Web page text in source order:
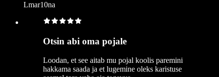
Lmar10na
Otsin abi oma pojale
Loodan, et see aitab mu pojal koolis paremini
hakkama saada ja et lugemine oleks karistuse